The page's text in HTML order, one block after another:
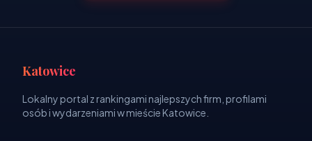
Katowice
Lokalny portal z rankingami najlepszych firm, profilami
osób i wydarzeniami w mieście Katowice.